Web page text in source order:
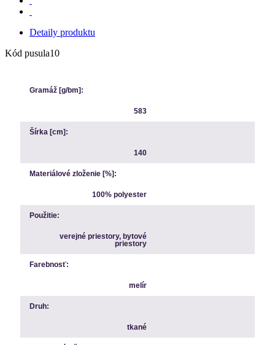
Detaily produktu
Kód pusula10
Gramáž [g/bm]:
583
Šírka [cm]:
140
Materiálové zloženie [%]:
100% polyester
Použitie:
verejné priestory, bytové
priestory
Farebnosť:
melír
Druh:
tkané